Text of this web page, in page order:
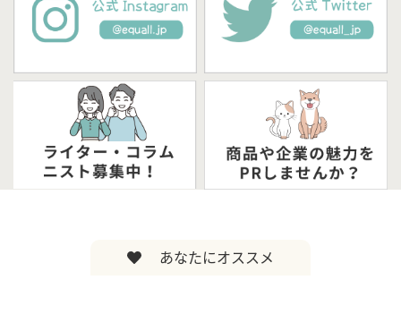
あなたにオススメ